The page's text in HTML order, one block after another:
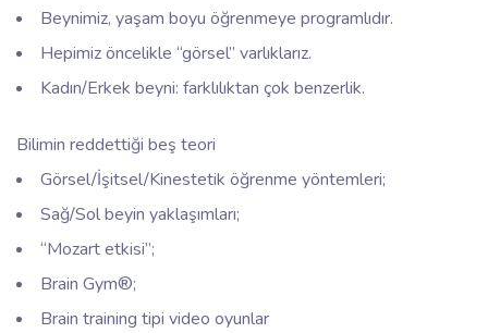
Beynimiz, yaşam boyu öğrenmeye programlıdır.
Hepimiz öncelikle “görsel” varlıklarız.
Kadın/Erkek beyni: farklılıktan çok benzerlik.
Bilimin reddettiği beş teori
Görsel/İşitsel/Kinestetik öğrenme yöntemleri;
Sağ/Sol beyin yaklaşımları;
“Mozart etkisi”;
Brain Gym®;
Brain training tipi video oyunlar